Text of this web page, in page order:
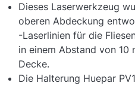
Dieses Laserwerkzeug
oberen Abdeckung
-Laserlinien für die
in einem Abstand von 10
Decke.
Die Halterung Huepar